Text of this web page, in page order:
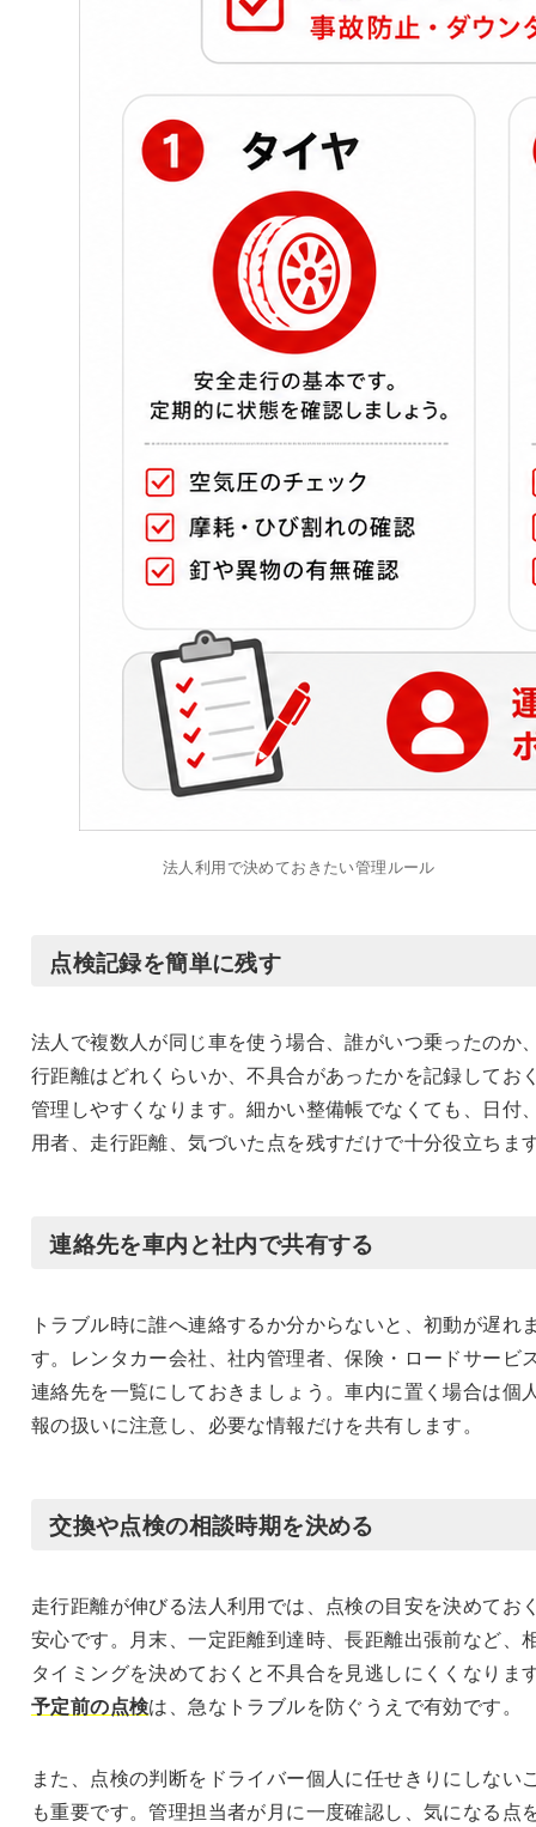
法人利用で決めておきたい管理ルール
点検記録を簡単に残す
法人で複数人が同じ車を使う場合、誰がいつ乗ったのか
行距離はどれくらいか、不具合があったかを記録してお
管理しやすくなります。細かい整備帳でなくても、日付
用者、走行距離、気づいた点を残すだけで十分役立ちま
連絡先を車内と社内で共有する
トラブル時に誰へ連絡するか分からないと、初動が遅れ
す。レンタカー会社、社内管理者、保険・ロードサービ
連絡先を一覧にしておきましょう。車内に置く場合は個
報の扱いに注意し、必要な情報だけを共有します。
交換や点検の相談時期を決める
走行距離が伸びる法人利用では、点検の目安を決めてお
安心です。月末、一定距離到達時、長距離出張前など、
タイミングを決めておくと不具合を見逃しにくくなりま
予定前の点検は、急なトラブルを防ぐうえで有効です。
また、点検の判断をドライバー個人に任せきりにしない
も重要です。管理担当者が月に一度確認し、気になる点